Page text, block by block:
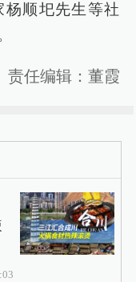
顺圯先生等社
责任编辑：董霞